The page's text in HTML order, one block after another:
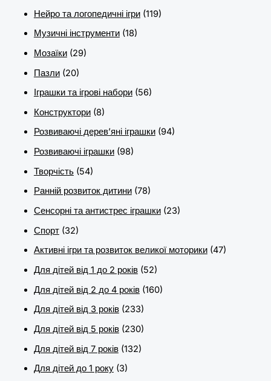
Нейро та логопедичні ігри (119)
Музичні інструменти (18)
Мозаїки (29)
Пазли (20)
Іграшки та ігрові набори (56)
Конструктори (8)
Розвиваючі дерев’яні іграшки (94)
Розвиваючі іграшки (98)
Творчість (54)
Ранній розвиток дитини (78)
Сенсорні та антистрес іграшки (23)
Спорт (32)
Активні ігри та розвиток великої моторики (47)
Для дітей від 1 до 2 років (52)
Для дітей від 2 до 4 років (160)
Для дітей від 3 років (233)
Для дітей від 5 років (230)
Для дітей від 7 років (132)
Для дітей до 1 року (3)